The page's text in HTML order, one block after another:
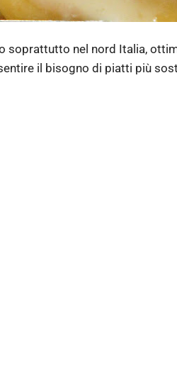
soprattutto nel nord Italia,
il bisogno di piatti più